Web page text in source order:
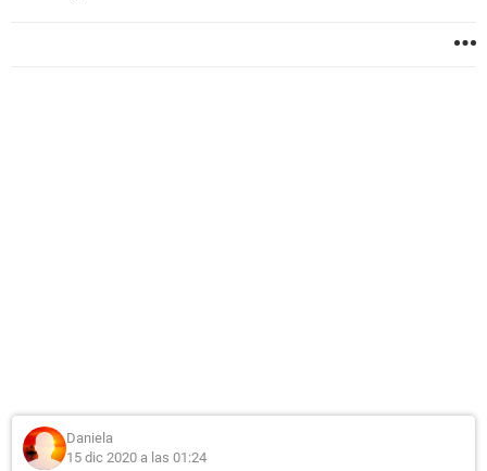
Daniela
15 dic 2020 a las 01:24